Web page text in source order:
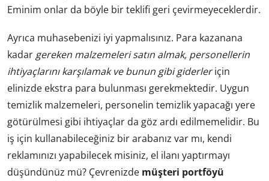
Eminim onlar da böyle bir teklifi geri çevirmeyeceklerdir.
Ayrıca muhasebenizi iyi yapmalısınız. Para kazanana
kadar gereken malzemeleri satın almak, personellerin
ihtiyaçlarını karşılamak ve bunun gibi giderleriçin
elinizde ekstra para bulunması gerekmektedir. Uygun
temizlik malzemeleri, personelin temizlik yapacağı yere
götürülmesi gibi ihtiyaçlar da göz ardı edilmemelidir. Bu
iş için kullanabileceğiniz bir arabanız var mı, kendi
reklamınızı yapabilecek misiniz, el ilanı yaptırmayı
düşündünüz mü? Çevrenizde müşteri portföyü